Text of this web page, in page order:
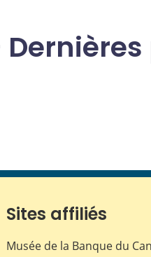
Sites affiliés
Musée de la Banque du